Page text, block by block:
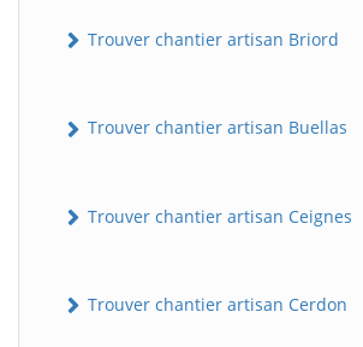
Trouver chantier artisan Briord
Trouver chantier artisan Buellas
Trouver chantier artisan Ceignes
Trouver chantier artisan Cerdon